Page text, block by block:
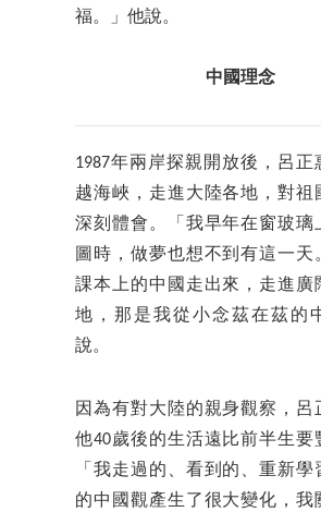
福。」他說。
中國理念
1987年兩岸探親開放後，呂正
越海峽，走進大陸各地，對祖
深刻體會。「我早年在窗玻璃
圖時，做夢也想不到有這一天
課本上的中國走出來，走進廣
地，那是我從小念茲在茲的
說。
因為有對大陸的親身觀察，呂
他40歲後的生活遠比前半生要
「我走過的、看到的、重新學
的中國觀產生了很大變化，我